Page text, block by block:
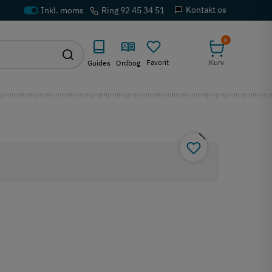
Ring 92 45 34 51 Kontakt os
Guides Ordbog Favorit
0
Kurv